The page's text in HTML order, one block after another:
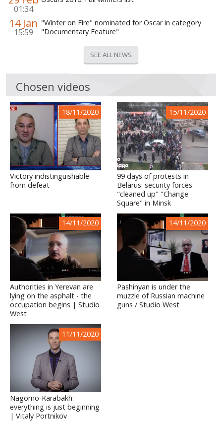
01:34
14 Jan
15:59
"Winter on Fire" nominated for Oscar in category
"Documentary Feature"
SEE ALL NEWS
Chosen videos
18/11/2020
Victory indistinguishable
from defeat
15/11/2020
99 days of protests in
Belarus: security forces
"cleaned up" "Change
Square" in Minsk
14/11/2020
Authorities in Yerevan are
lying on the asphalt - the
occupation begins | Studio
West
14/11/2020
Pashinyan is under the
muzzle of Russian machine
guns / Studio West
11/11/2020
Nagorno-Karabakh:
everything is just beginning
| Vitaly Portnikov